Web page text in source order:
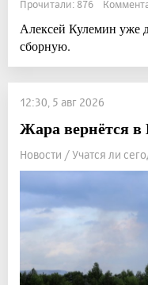
Прочитали: 876
Алексей Кулемин уже
сборную.
12:30, 5 авг 2026
Жара вернётся
Новости / Учатся ли